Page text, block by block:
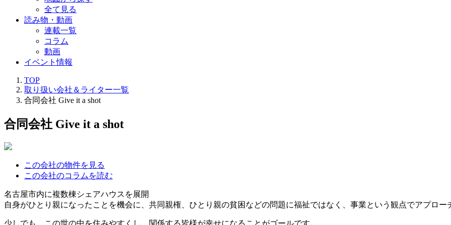
全て見る
読み物・動画
連載一覧
コラム
動画
イベント情報
TOP
取り扱い会社＆ライター一覧
合同会社 Give it a shot
合同会社 Give it a shot
この会社の物件を見る
この会社のコラムを読む
名古屋市内に複数棟シェアハウスを展開
自身がひとり親になったことを機会に、共同親権、ひとり親の貧困などの問題に福祉ではなく、事業という観点でアプロー
少しでも、この世の中を住みやすくし、関係する皆様が幸せになることがゴールです。